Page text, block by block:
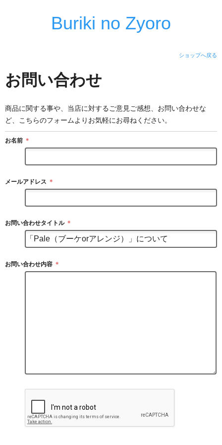
Buriki no Zyoro
ショップへ戻る
お問い合わせ
商品に関する事や、当店に対するご意見ご感想、お問い合わせな
ど、こちらのフォームよりお気軽にお尋ねください。
お名前 ＊
メールアドレス ＊
お問い合わせタイトル ＊
お問い合わせ内容 ＊